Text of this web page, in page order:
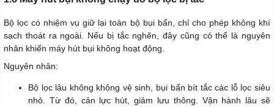
Bộ lọc có nhiệm vụ giữ lại toàn bộ bụi bẩn, chỉ cho phép không khí
sạch thoát ra ngoài. Nếu bị tắc nghẽn, đây cũng có thể là nguyên
nhân khiến máy hút bụi không hoạt động.
Nguyên nhân:
Bộ lọc lâu không không vệ sinh, bụi bẩn bít tắc các lỗ lọc siêu
nhỏ. Từ đó, cản lực hút, giảm lưu thông. Vận hành lâu sẽ